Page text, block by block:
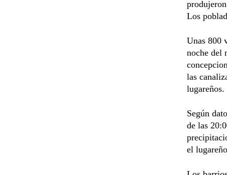
Los
Unas 800
noche del
las
lugareños.
Según
de las
el